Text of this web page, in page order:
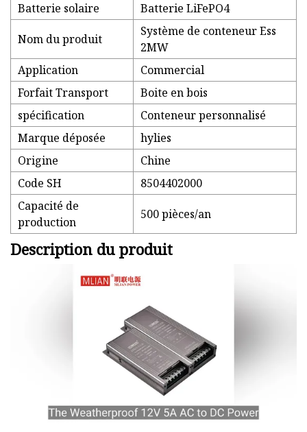
Batterie solaire
Batterie LiFePO4
Nom du produit
Système de conteneur Ess
2MW
Application
Commercial
Forfait Transport
Boite en bois
spécification
Conteneur personnalisé
Marque déposée
hylies
Origine
Chine
Code SH
8504402000
Capacité de
production
500 pièces/an
Description du produit